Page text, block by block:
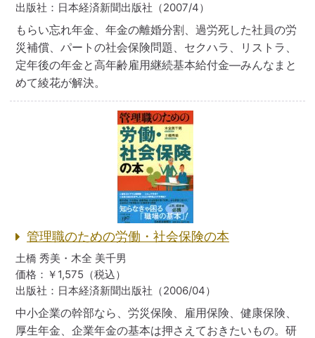
出版社：日本経済新聞出版社（2007/4）
もらい忘れ年金、年金の離婚分割、過労死した社員の労
災補償、パートの社会保険問題、セクハラ、リストラ、
定年後の年金と高年齢雇用継続基本給付金—みんなまと
めて綾花が解決。
管理職のための労働・社会保険の本
土橋 秀美・木全 美千男
価格：￥1,575（税込）
出版社：日本経済新聞出版社（2006/04）
中小企業の幹部なら、労災保険、雇用保険、健康保険、
厚生年金、企業年金の基本は押さえておきたいもの。研